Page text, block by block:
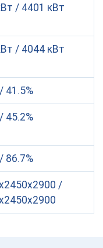
/ 4401 кВт
/ 4044 кВт
41.5%
45.2%
86.7%
/